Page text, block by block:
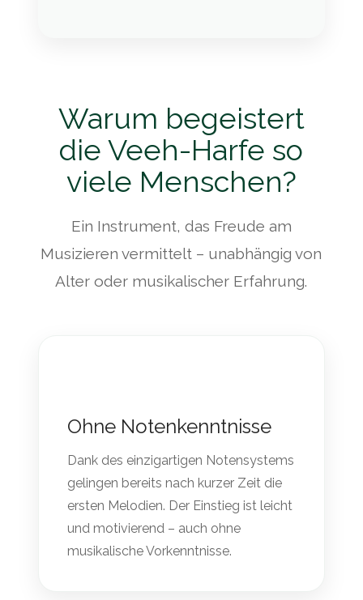
Warum begeistert
die Veeh-Harfe so
viele Menschen?
Ein Instrument, das Freude am
Musizieren vermittelt – unabhängig von
Alter oder musikalischer Erfahrung.
Ohne Notenkenntnisse
Dank des einzigartigen Notensystems
gelingen bereits nach kurzer Zeit die
ersten Melodien. Der Einstieg ist leicht
und motivierend – auch ohne
musikalische Vorkenntnisse.